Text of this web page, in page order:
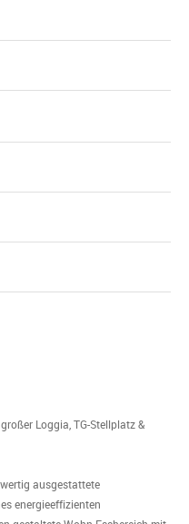
Loggia, TG-Stellplatz &
ausgestattete
energieeffizienten